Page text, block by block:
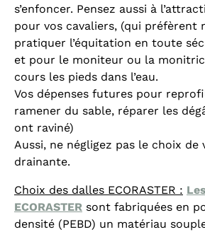
s’enfoncer. Pensez aussi à
pour vos cavaliers, (qui préfèrent
pratiquer l’équitation en toute
et pour le moniteur ou la
cours les pieds dans l’eau.
Vos dépenses futures pour
ramener du sable, réparer les
ont raviné)
Aussi, ne négligez pas le choix
drainante.
Choix des dalles ECORASTER :
ECORASTER sont fabriquées en
densité (PEBD) un matériau